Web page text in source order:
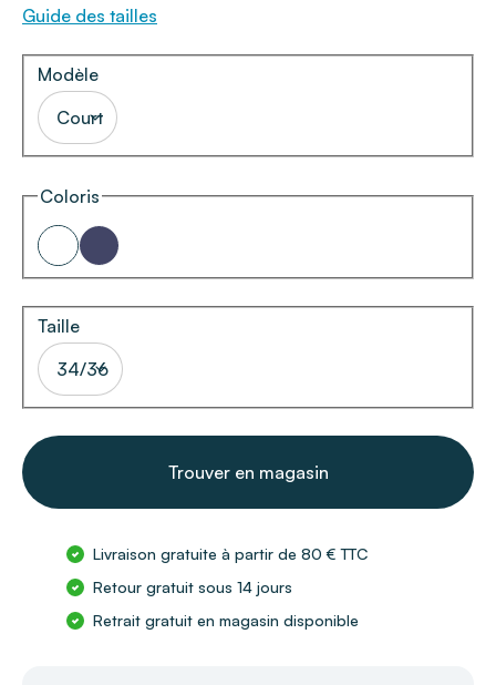
Guide des tailles
Modèle
Court
Coloris
Taille
34/36
Trouver en magasin
Livraison gratuite à partir de 80 € TTC
Retour gratuit sous 14 jours
Retrait gratuit en magasin disponible